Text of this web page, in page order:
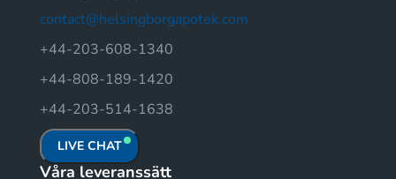
contact@helsingborgapotek.com
+44-203-608-1340
+44-808-189-1420
+44-203-514-1638
LIVE CHAT
Våra leveranssätt